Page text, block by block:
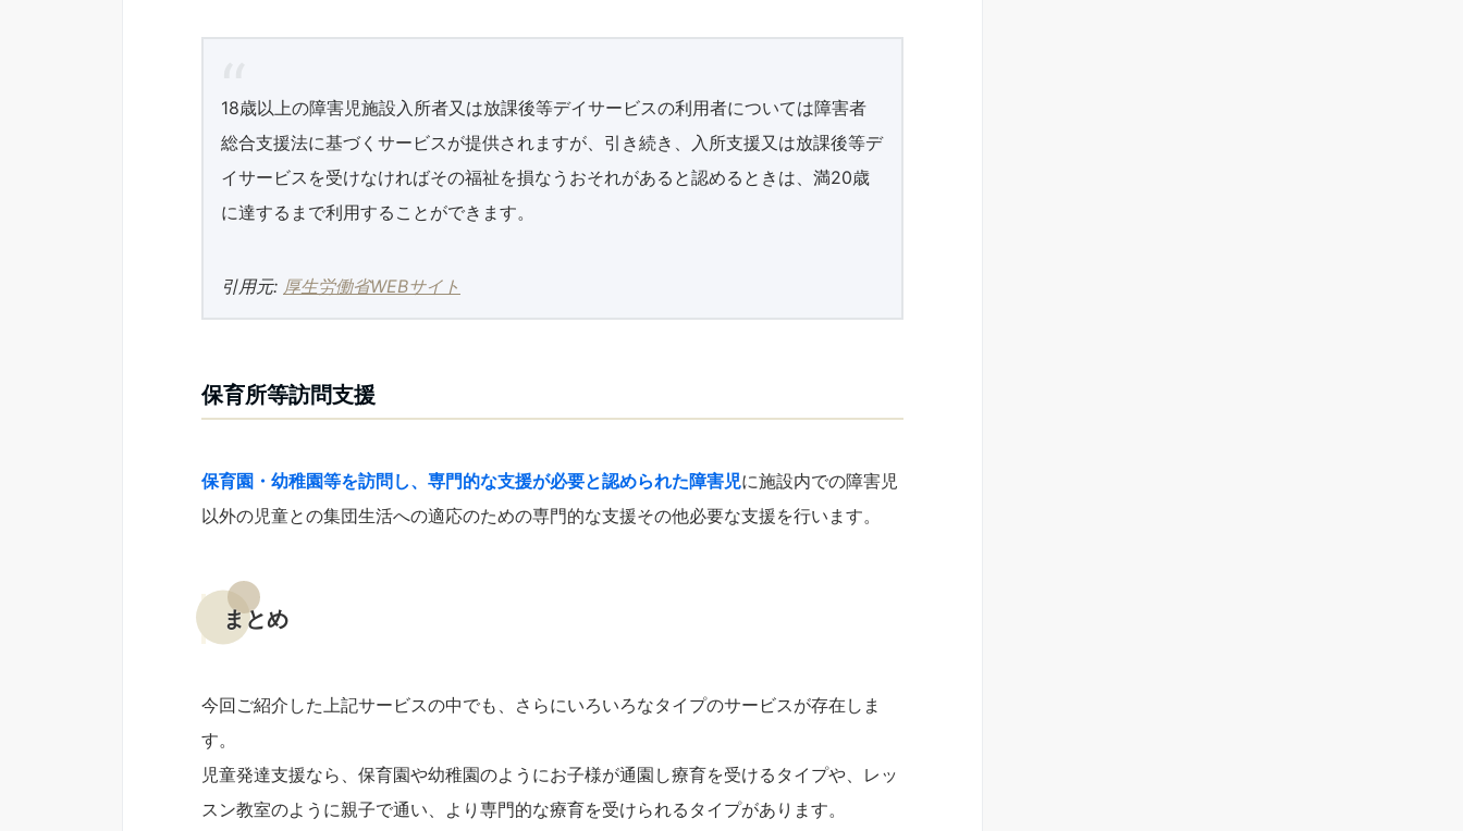
18歳以上の障害児施設入所者又は放課後等デイサービスの利用者については障害者
総合支援法に基づくサービスが提供されますが、引き続き、入所支援又は放課後等デ
イサービスを受けなければその福祉を損なうおそれがあると認めるときは、満20歳
に達するまで利用することができます。
引用元: 厚生労働省WEBサイト
保育所等訪問支援
保育園・幼稚園等を訪問し、専門的な支援が必要と認められた障害児に施設内での障害児
以外の児童との集団生活への適応のための専門的な支援その他必要な支援を行います。
まとめ
今回ご紹介した上記サービスの中でも、さらにいろいろなタイプのサービスが存在しま
す。
児童発達支援なら、保育園や幼稚園のようにお子様が通園し療育を受けるタイプや、レッ
スン教室のように親子で通い、より専門的な療育を受けられるタイプがあります。